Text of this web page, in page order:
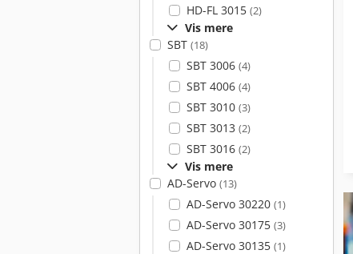
HD-FL 3015 (2)
Vis mere
SBT (18)
SBT 3006 (4)
SBT 4006 (4)
SBT 3010 (3)
SBT 3013 (2)
SBT 3016 (2)
Vis mere
AD-Servo (13)
AD-Servo 30220 (1)
AD-Servo 30175 (3)
AD-Servo 30135 (1)